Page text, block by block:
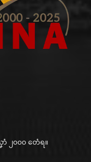
၂၀၀၀ တေံရ။